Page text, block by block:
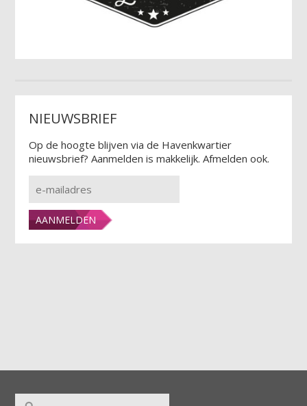
NIEUWSBRIEF
Op de hoogte blijven via de Havenkwartier
nieuwsbrief? Aanmelden is makkelijk. Afmelden ook.